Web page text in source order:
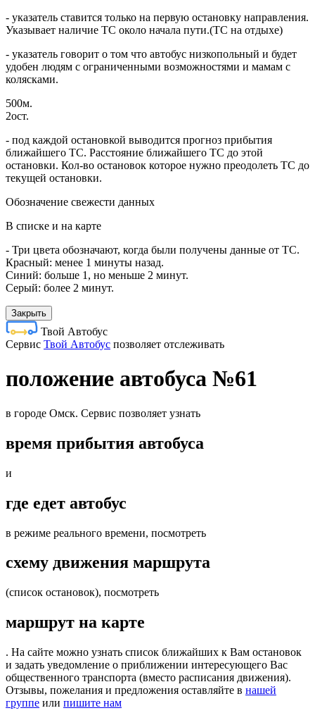
- указатель ставится только на первую остановку направления.
Указывает наличие ТС около начала пути.(ТС на отдыхе)
- указатель говорит о том что автобус низкопольный и будет
удобен людям с ограниченными возможностями и мамам с
колясками.
500м.
2ост.
- под каждой остановкой выводится прогноз прибытия
ближайшего ТС. Расстояние ближайшего ТС до этой
остановки. Кол-во остановок которое нужно преодолеть ТС до
текущей остановки.
Обозначение свежести данных
В списке и на карте
- Три цвета обозначают, когда были получены данные от ТС.
Красный: менее 1 минуты назад.
Синий: больше 1, но меньше 2 минут.
Серый: более 2 минут.
Закрыть
Твой Автобус
Cервис Твой Автобус позволяет отслеживать
положение автобуса №61
в городе Омск. Сервис позволяет узнать
время прибытия автобуса
и
где едет автобус
в режиме реального времени, посмотреть
схему движения маршрута
(список остановок), посмотреть
маршрут на карте
. На сайте можно узнать список ближайших к Вам остановок
и задать уведомление о приближении интересующего Вас
общественного транспорта (вместо расписания движения).
Отзывы, пожелания и предложения оставляйте в нашей
группе или пишите нам